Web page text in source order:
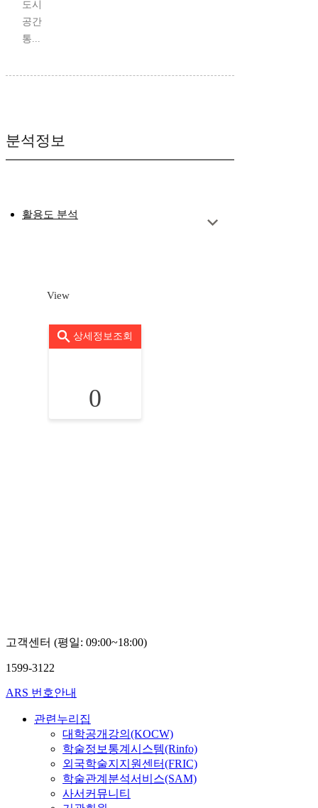
도시
공간
통...
분석정보
활용도 분석
View
상세정보조회
0
고객센터 (평일: 09:00~18:00)
1599-3122
ARS 번호안내
관련누리집
대학공개강의(KOCW)
학술정보통계시스템(Rinfo)
외국학술지지원센터(FRIC)
학술관계분석서비스(SAM)
사서커뮤니티